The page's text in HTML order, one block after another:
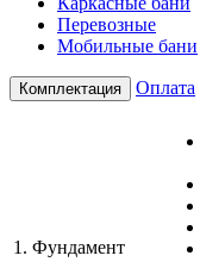
Перевозные
Мобильные бани
Комплектация Оплата
1. Фундамент